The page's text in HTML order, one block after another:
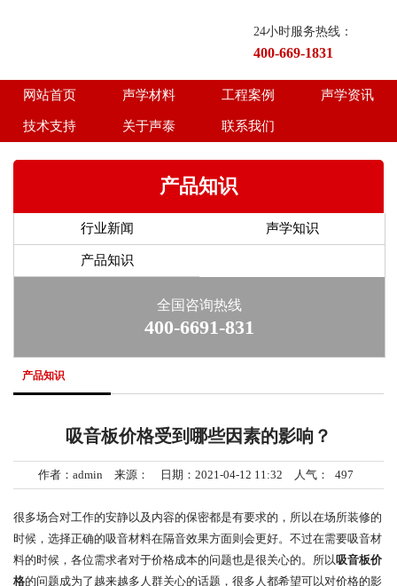
24小时服务热线：
400-669-1831
网站首页 声学材料 工程案例 声学资讯
技术支持 关于声泰 联系我们
产品知识
行业新闻 声学知识
产品知识
全国咨询热线
400-6691-831
产品知识
吸音板价格受到哪些因素的影响？
作者：admin 来源： 日期：2021-04-12 11:32 人气： 497
很多场合对工作的安静以及内容的保密都是有要求的，所以在场所装修的
时候，选择正确的吸音材料在隔音效果方面则会更好。不过在需要吸音材
料的时候，各位需求者对于价格成本的问题也是很关心的。所以吸音板价
格的问题成为了越来越多人群关心的话题，很多人都希望可以对价格的影